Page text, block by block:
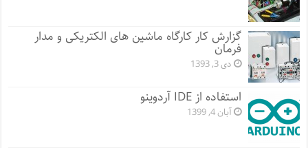
گزارش کار کارگاه ماشین های الکتریکی و مدار
فرمان
دی 3, 1393
استفاده از IDE آردوینو
آبان 4, 1399